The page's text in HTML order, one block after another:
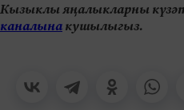
Кызыклы яңалыкларны
каналынакушылыгыз.